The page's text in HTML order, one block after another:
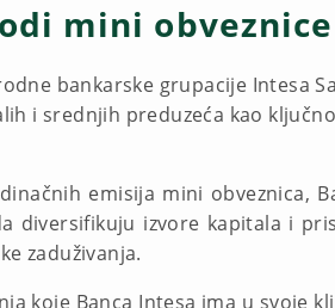
mini
bankarske grupacije Intesa
i srednjih preduzeća kao
emisija mini obveznica,
diversifikuju izvore kapitala i
zaduživanja.
koje Banca Intesa ima u